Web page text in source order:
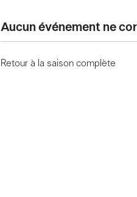
Aucun événement ne
Retour à la saison complète